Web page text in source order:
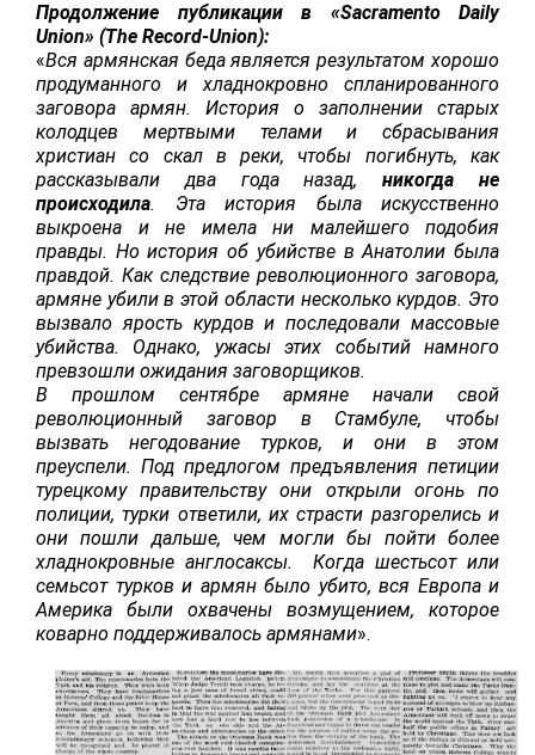
Продолжение публикации в «Sacramento Daily
Union» (The Record-Union):
«Вся армянская беда является результатом хорошо
продуманного и хладнокровно спланированного
заговора армян.
История о заполнении старых
колодцев мертвыми телами и сбрасывания
христиан со скал в реки, чтобы погибнуть, как
рассказывали два года назад,никогда не
происходила. Эта история была искусственно
выкроена и не имела ни малейшего подобия
правды. Но история об убийстве в Анатолии была
правдой. Как следствие революционного заговора,
армяне убили в этой области несколько курдов. Это
вызвало ярость курдов и последовали массовые
убийства. Однако, ужасы этих событий намного
превзошли ожидания заговорщиков.
В прошлом сентябре армяне начали свой
революционный заговор в Стамбуле, чтобы
вызвать негодование турков, и они в этом
преуспели. Под предлогом предъявления петиции
турецкому правительству они открыли огонь по
полиции, турки ответили, их страсти разгорелись и
они пошли дальше, чем могли бы пойти более
хладнокровные англосаксы.
Когда шестьсот или
семьсот турков и армян было убито, вся Европа и
Америка были охвачены возмущением, которое
коварно поддерживалось армянами».